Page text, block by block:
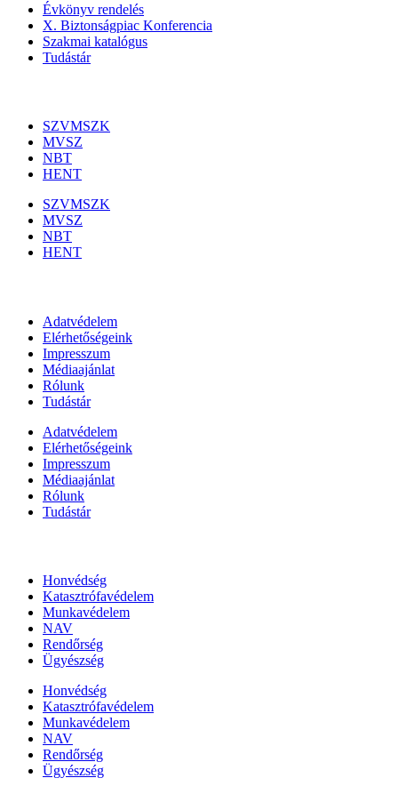
Évkönyv rendelés
X. Biztonságpiac Konferencia
Szakmai katalógus
Tudástár
SZVMSZK
MVSZ
NBT
HENT
SZVMSZK
MVSZ
NBT
HENT
Adatvédelem
Elérhetőségeink
Impresszum
Médiaajánlat
Rólunk
Tudástár
Adatvédelem
Elérhetőségeink
Impresszum
Médiaajánlat
Rólunk
Tudástár
Honvédség
Katasztrófavédelem
Munkavédelem
NAV
Rendőrség
Ügyészség
Honvédség
Katasztrófavédelem
Munkavédelem
NAV
Rendőrség
Ügyészség